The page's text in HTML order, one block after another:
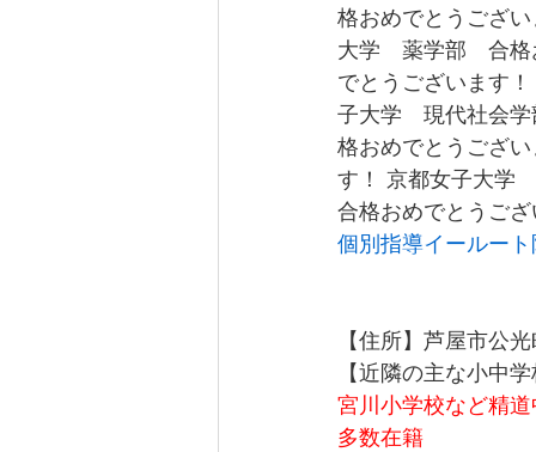
格おめでとうござ
大学　薬学部　合
でとうございます
子大学　現代社会
格おめでとうござ
す！ 京都女子大学
合格おめでとうご
個別指導イールート
【住所】芦屋市公
【近隣の主な小中
宮川小学校など精
多数在籍